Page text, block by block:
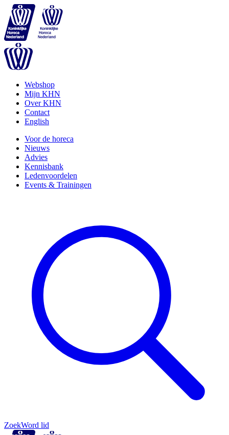
Webshop
Mijn KHN
Over KHN
Contact
English
Voor de horeca
Nieuws
Advies
Kennisbank
Ledenvoordelen
Events & Trainingen
ZoekWord lid